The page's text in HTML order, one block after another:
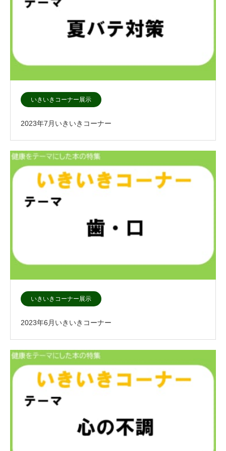
いきいきコーナー展示
2023年7月いきいきコーナー
いきいきコーナー展示
2023年6月いきいきコーナー